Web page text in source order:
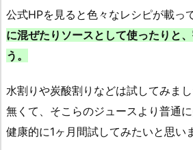
公式HPを見ると色々なレシピが載っ
に混ぜたりソースとして使ったりと
う。
水割りや炭酸割りなどは試してみま
無くて、そこらのジュースより普通に
健康的に1ヶ月間試してみたいと思い